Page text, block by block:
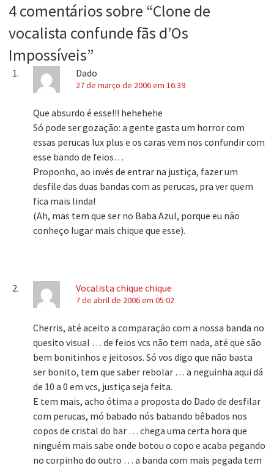
4 comentários sobre “Clone de
vocalista confunde fãs d’Os
Impossíveis”
Dado
27 de março de 2006 em 16:39
Que absurdo é esse!!! hehehehe
Só pode ser gozação: a gente gasta um horror com
essas perucas lux plus e os caras vem nos confundir com
esse bando de feios…
Proponho, ao invés de entrar na justiça, fazer um
desfile das duas bandas com as perucas, pra ver quem
fica mais linda!
(Ah, mas tem que ser no Baba Azul, porque eu não
conheço lugar mais chique que esse).
Vocalista chique chique
7 de abril de 2006 em 05:02
Cherris, até aceito a comparação com a nossa banda no
quesito visual … de feios vcs não tem nada, até que são
bem bonitinhos e jeitosos. Só vos digo que não basta
ser bonito, tem que saber rebolar … a neguinha aqui dá
de 10 a 0 em vcs, justiça seja feita.
E tem mais, acho ótima a proposta do Dado de desfilar
com perucas, mó babado nós babando bêbados nos
copos de cristal do bar … chega uma certa hora que
ninguém mais sabe onde botou o copo e acaba pegando
no corpinho do outro … a banda com mais pegada tem